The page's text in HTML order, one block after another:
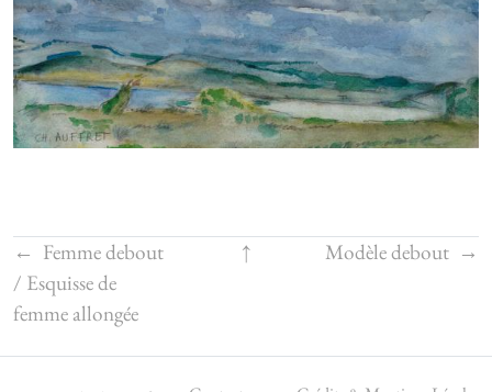
← Femme debout
/ Esquisse de
femme allongée
↑ Modèle debout →